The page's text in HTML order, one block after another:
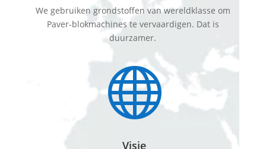
We gebruiken grondstoffen van wereldklasse om
Paver-blokmachines te vervaardigen. Dat is
duurzamer.

Visie